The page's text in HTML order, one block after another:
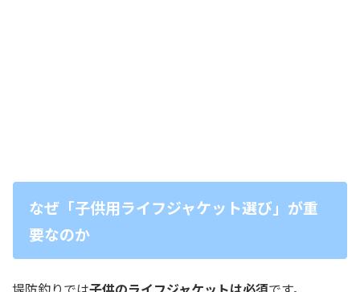
なぜ「子供用ライフジャケット選び」が重
要なのか